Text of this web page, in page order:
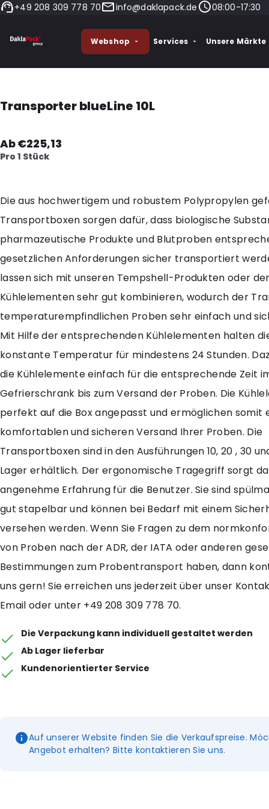
+49 208 309 778 70 info@daklapack.de 08:00-17:30
Webshop Services Unsere Märkte
Transporter blueLine 10L
Ab €225,13
Pro 1 Stück
Die aus hochwertigem und robustem Polypropylen
Transportboxen sorgen dafür, dass biologische
pharmazeutische Produkte und Blutproben
gesetzlichen Anforderungen sicher transportiert
lassen sich mit unseren Tempshell-Produkten oder
Kühlelementen sehr gut kombinieren, wodurch der
temperaturempfindlichen Proben sehr einfach und
Mit Hilfe der entsprechenden Kühlelementen halten
konstante Temperatur für mindestens 24 Stunden.
die Kühlelemente einfach für die entsprechende Zeit
Gefrierschrank bis zum Versand der Proben. Die
perfekt auf die Box angepasst und ermöglichen somit
komfortablen und sicheren Versand Ihrer Proben. Die
Transportboxen sind in den Ausführungen 10, 20 , 30
Lager erhältlich. Der ergonomische Tragegriff sorgt
angenehme Erfahrung für die Benutzer. Sie sind
gut stapelbar und können bei Bedarf mit einem
versehen werden. Wenn Sie Fragen zu dem
von Proben nach der ADR, der IATA oder anderen
Bestimmungen zum Probentransport haben, dann
uns gern! Sie erreichen uns jederzeit über unser
Email oder unter +49 208 309 778 70.
Die Verpackung kann individuell gestaltet werden
Ab Lager lieferbar
Kundenorientierter Service
Auf unserer Website finden Sie die Verkaufspreise.
Angebot erhalten? Bitte kontaktieren Sie uns.